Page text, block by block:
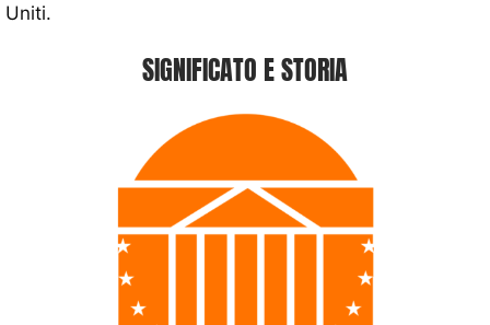
Uniti.
SIGNIFICATO E STORIA